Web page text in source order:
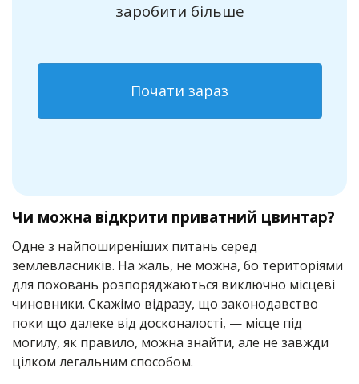
заробити більше
Почати зараз
Чи можна відкрити приватний цвинтар?
Одне з найпоширеніших питань серед
землевласників. На жаль, не можна, бо територіями
для поховань розпоряджаються виключно місцеві
чиновники. Скажімо відразу, що законодавство
поки що далеке від досконалості, — місце під
могилу, як правило, можна знайти, але не завжди
цілком легальним способом.